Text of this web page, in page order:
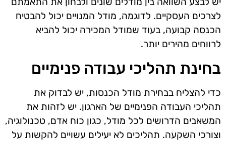
לצרכים העסקיים. לדוגמה, מודל המנויים יכול להבטיח
הכנסה קבועה, בעוד שמודל המכירה יכול להביא
לרווחים מהירים יותר.
בחינת תהליכי עבודה פנימיים
כדי להצליח בבחירת מודל הכנסות, יש לבדוק את
תהליכי העבודה הפנימיים של הארגון. יש לזהות את
המשאבים הדרושים לכל מודל, כגון כוח אדם, טכנולוגיה,
וצורכי השקעה. תהליכים לא יעילים עשויים להקשות על